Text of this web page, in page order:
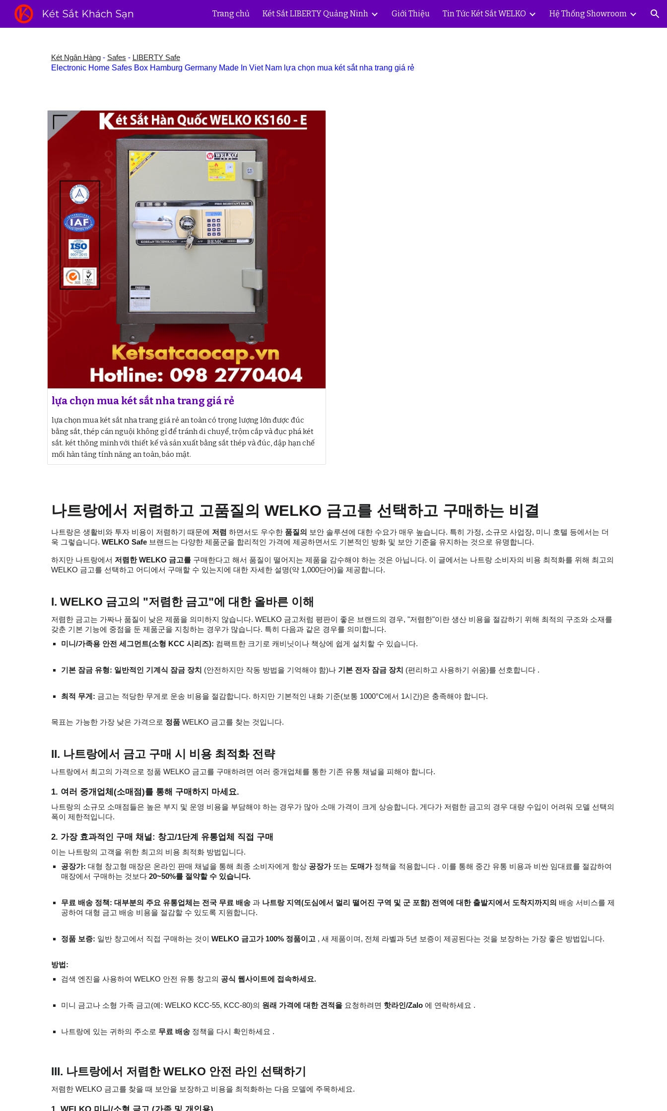
Skip to main content Skip to navigation
Két Sắt Khách Sạn Trang chủ Két Sắt LIBERTY Quảng Ninh Giới Thiệu Tin Tức Két Sắt WELKO Hệ Thống Showroom
Két Ngân Hàng- Safes - LIBERTY Safe
Electronic Home Safes Box Hamburg Germany Made In Viet Nam lựa chọn mua két sắt nha trang giá rẻ
lựa chọn mua két sắt nha trang giá rẻ
lựa chọn mua két sắt nha trang giá rẻ an toàn có trọng lượng lớn được đúc
bằng sắt, thép cán nguội không gỉ để tránh di chuyể, trộm cắp và đục phá két
sắt. két thông minh với thiết kế và sản xuất bằng sắt thép và đúc, dập hạn chế
mối hàn tăng tính năng an toàn, bảo mật.
나트랑에서 저렴하고 고품질의 WELKO 금고를 선택하고 구매하는 비결
나트랑은 생활비와 투자 비용이 저렴하기 때문에 저렴 하면서도 우수한 품질의 보안 솔루션에 대한 수요가 매우 높습니다. 특히 가정, 소규모 사업장, 미니 호텔 등에서는 더
욱 그렇습니다. WELKO Safe브랜드는 다양한 제품군을 합리적인 가격에 제공하면서도 기본적인 방화 및 보안 기준을 유지하는 것으로 유명합니다.
하지만 나트랑에서 저렴한 WELKO 금고를구매한다고 해서 품질이 떨어지는 제품을 감수해야 하는 것은 아닙니다. 이 글에서는 나트랑 소비자의 비용 최적화를 위해 최고의
WELKO 금고를 선택하고 어디에서 구매할 수 있는지에 대한 자세한 설명(약 1,000단어)을 제공합니다.
I. WELKO 금고의 "저렴한 금고"에 대한 올바른 이해
저렴한 금고는 가짜나 품질이 낮은 제품을 의미하지 않습니다. WELKO 금고처럼 평판이 좋은 브랜드의 경우, "저렴한"이란 생산 비용을 절감하기 위해 최적의 구조와 소재를
갖춘 기본 기능에 중점을 둔 제품군을 지칭하는 경우가 많습니다. 특히 다음과 같은 경우를 의미합니다.
미니/가족용 안전 세그먼트(소형 KCC 시리즈): 컴팩트한 크기로 캐비닛이나 책상에 쉽게 설치할 수 있습니다.
기본 잠금 유형: 일반적인 기계식 잠금 장치 (안전하지만 작동 방법을 기억해야 함)나 기본 전자 잠금 장치 (편리하고 사용하기 쉬움)를 선호합니다 .
최적 무게: 금고는 적당한 무게로 운송 비용을 절감합니다. 하지만 기본적인 내화 기준(보통 1000°C에서 1시간)은 충족해야 합니다.
목표는 가능한 가장 낮은 가격으로 정품WELKO 금고를 찾는 것입니다.
II. 나트랑에서 금고 구매 시 비용 최적화 전략
나트랑에서 최고의 가격으로 정품 WELKO 금고를 구매하려면 여러 중개업체를 통한 기존 유통 채널을 피해야 합니다.
1. 여러 중개업체(소매점)를 통해 구매하지 마세요.
나트랑의 소규모 소매점들은 높은 부지 및 운영 비용을 부담해야 하는 경우가 많아 소매 가격이 크게 상승합니다. 게다가 저렴한 금고의 경우 대량 수입이 어려워 모델 선택의
폭이 제한적입니다.
2. 가장 효과적인 구매 채널: 창고/1단계 유통업체 직접 구매
이는 나트랑의 고객을 위한 최고의 비용 최적화 방법입니다.
공장가: 대형 창고형 매장은 온라인 판매 채널을 통해 최종 소비자에게 항상 공장가또는 도매가정책을 적용합니다 . 이를 통해 중간 유통 비용과 비싼 임대료를 절감하여
매장에서 구매하는 것보다 20~50%를 절약할 수 있습니다.
무료 배송 정책: 대부분의 주요 유통업체는 전국 무료 배송과 나트랑 지역(도심에서 멀리 떨어진 구역 및 군 포함) 전역에 대한 출발지에서 도착지까지의 배송 서비스를 제
공하여 대형 금고 배송 비용을 절감할 수 있도록 지원합니다.
정품 보증: 일반 창고에서 직접 구매하는 것이 WELKO 금고가 100% 정품이고 , 새 제품이며, 전체 라벨과 5년 보증이 제공된다는 것을 보장하는 가장 좋은 방법입니다.
방법:
검색 엔진을 사용하여 WELKO 안전 유통 창고의 공식 웹사이트에 접속하세요.
미니 금고나 소형 가족 금고(예: WELKO KCC-55, KCC-80)의 원래 가격에 대한 견적을요청하려면 핫라인/Zalo에 연락하세요 .
나트랑에 있는 귀하의 주소로 무료 배송정책을 다시 확인하세요 .
III. 나트랑에서 저렴한 WELKO 안전 라인 선택하기
저렴한 WELKO 금고를 찾을 때 보안을 보장하고 비용을 최적화하는 다음 모델에 주목하세요.
1. WELKO 미니/소형 금고 (가족 및 개인용)